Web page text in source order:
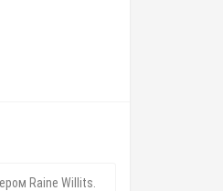
Raine Willits.